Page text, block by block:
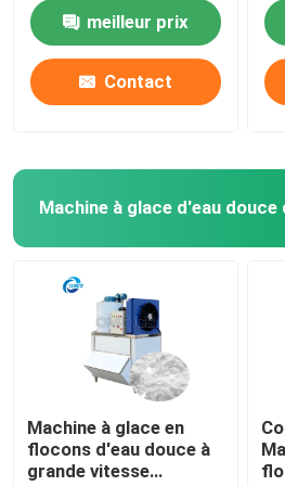
Broyeur de glace industriel
Machine de glace carbonique
meilleur prix
Contact
Machine à glace en
flocons d'eau douce à
grande vitesse